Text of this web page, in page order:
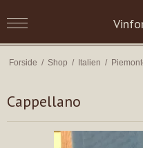
Forside / Shop / Italien /
Cappellano